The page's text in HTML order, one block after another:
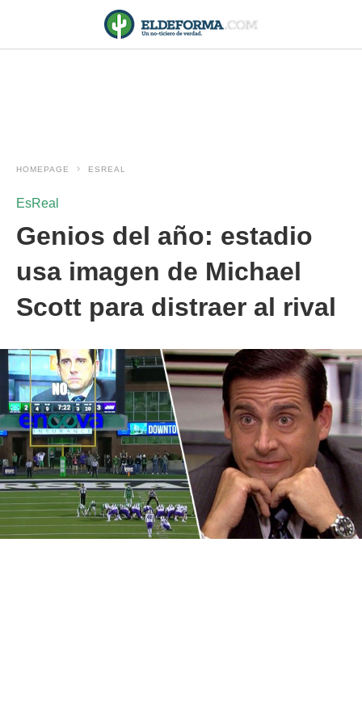
HOMEPAGE ESREAL
EsReal
Genios del año: estadio
usa imagen de Michael
Scott para distraer al rival